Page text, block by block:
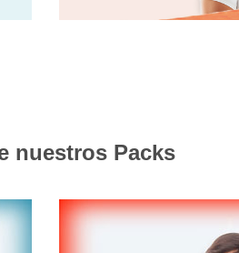
nuestros Packs